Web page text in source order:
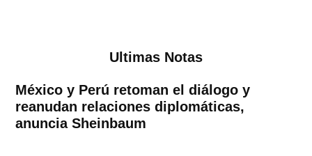
Ultimas Notas
México y Perú retoman el diálogo y
reanudan relaciones diplomáticas,
anuncia Sheinbaum